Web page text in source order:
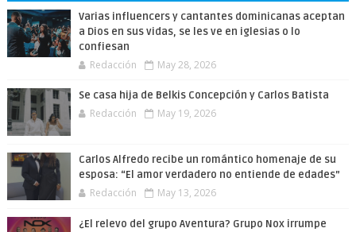
Varias influencers y cantantes dominicanas aceptan
a Dios en sus vidas, se les ve en iglesias o lo
confiesan
Redacción May 28, 2026
Se casa hija de Belkis Concepción y Carlos Batista
Redacción May 19, 2026
Carlos Alfredo recibe un romántico homenaje de su
esposa: “El amor verdadero no entiende de edades”
Redacción May 13, 2026
¿El relevo del grupo Aventura? Grupo Nox irrumpe